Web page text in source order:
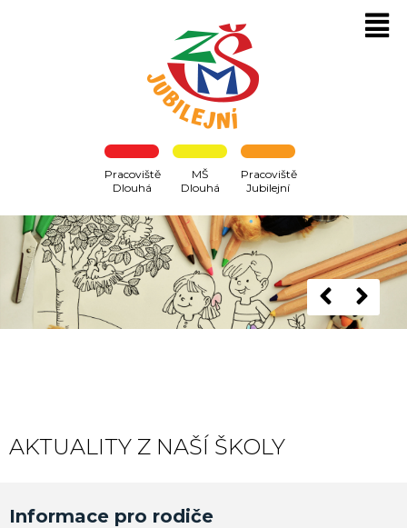
Pracoviště
Dlouhá
MŠ
Dlouhá
Pracoviště
Jubilejní
AKTUALITY Z NAŠÍ ŠKOLY
Informace pro rodiče